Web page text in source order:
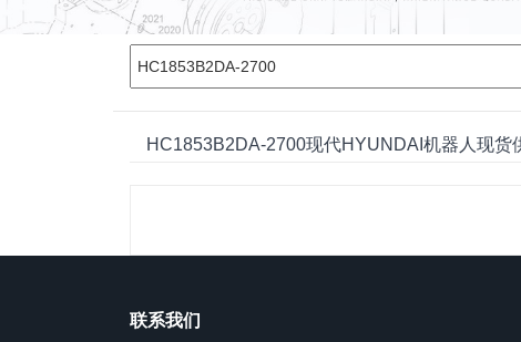
HC1853B2DA-2700现代HYUNDAI机器人现货
联系我们